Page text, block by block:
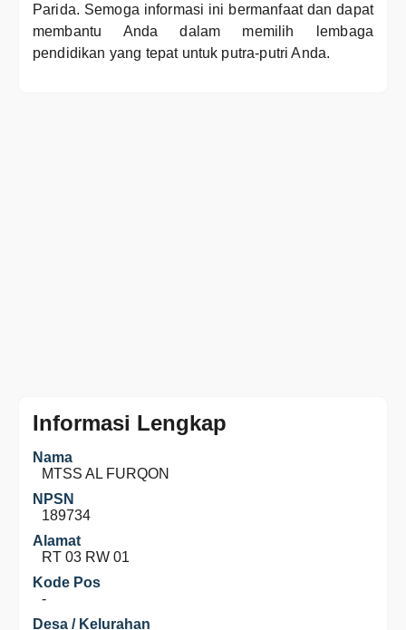
Parida. Semoga informasi ini bermanfaat dan dapat
membantu Anda dalam memilih lembaga
pendidikan yang tepat untuk putra-putri Anda.
Informasi Lengkap
Nama
MTSS AL FURQON
NPSN
189734
Alamat
RT 03 RW 01
Kode Pos
-
Desa / Kelurahan